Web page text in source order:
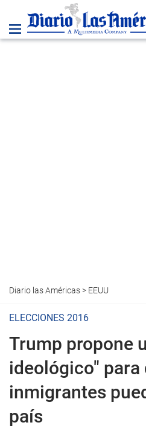
Diario las Américas> EEUU
ELECCIONES 2016
Trump propone
ideológico" para
inmigrantes
país